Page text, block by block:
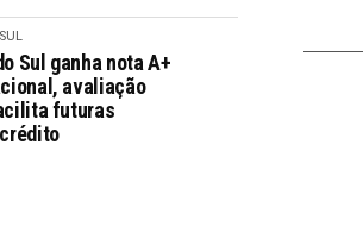
Sul ganha nota A+
avaliação
futuras